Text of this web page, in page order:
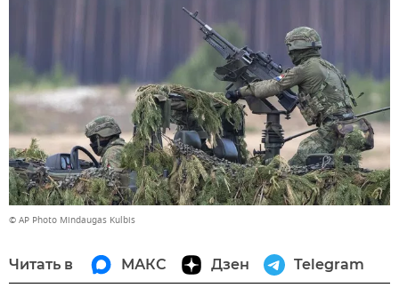
© AP Photo Mindaugas Kulbis
Читать в МАКС Дзен Telegram